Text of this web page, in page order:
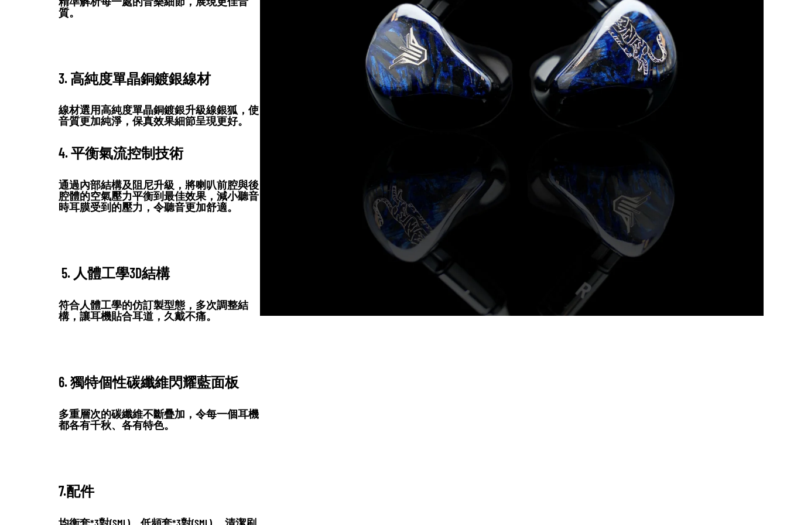
質。
3. 高純度單晶銅鍍銀線材
線材選用高純度單晶銅鍍銀升級線銀狐，使
音質更加純淨，保真效果細節呈現更好。
4. 平衡氣流控制技術
通過內部結構及阻尼升級，將喇叭前腔與後
腔體的空氣壓力平衡到最佳效果，減小聽音
時耳膜受到的壓力，令聽音更加舒適。
5. 人體工學3D結構
符合人體工學的仿訂製型態，多次調整結
構，讓耳機貼合耳道，久戴不痛。
6. 獨特個性碳纖維閃耀藍面板
多重層次的碳纖維不斷疊加，令每一個耳機
都各有千秋、各有特色。
7.配件